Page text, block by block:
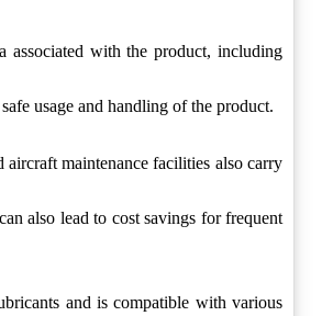
with the product, including
usage and handling of the product.
maintenance facilities also carry
also lead to cost savings for frequent
and is compatible with various